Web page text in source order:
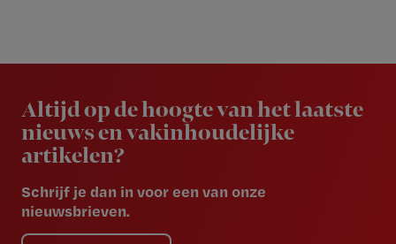
Altijd op de hoogte van het laatste
nieuws en vakinhoudelijke
artikelen?
Schrijf je dan in voor een van onze
nieuwsbrieven.